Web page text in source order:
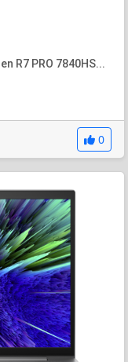
R7 PRO 7840HS...
0